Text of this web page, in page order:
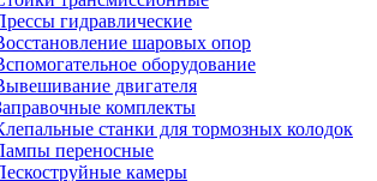
гидравлические
шаровых опор
оборудование
двигателя
комплекты
станки для тормозных колодок
переносные
камеры